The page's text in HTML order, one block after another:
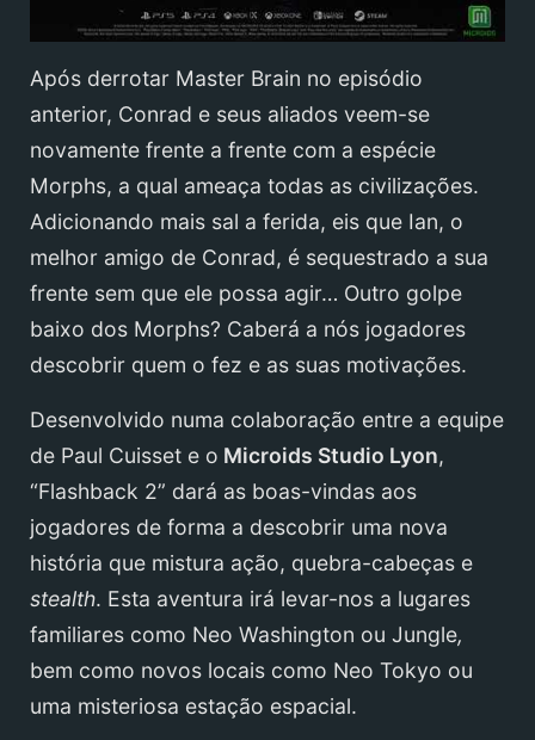
Após derrotar Master Brain no episódio
anterior, Conrad e seus aliados veem-se
novamente frente a frente com a espécie
Morphs, a qual ameaça todas as civilizações.
Adicionando mais sal a ferida, eis que Ian, o
melhor amigo de Conrad, é sequestrado a sua
frente sem que ele possa agir… Outro golpe
baixo dos Morphs? Caberá a nós jogadores
descobrir quem o fez e as suas motivações.
Desenvolvido numa colaboração entre a equipe
de Paul Cuisset e o Microids Studio Lyon,
“Flashback 2” dará as boas-vindas aos
jogadores de forma a descobrir uma nova
história que mistura ação, quebra-cabeças e
stealth. Esta aventura irá levar-nos a lugares
familiares como Neo Washington ou Jungle,
bem como novos locais como Neo Tokyo ou
uma misteriosa estação espacial.